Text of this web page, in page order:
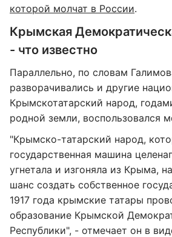
которой молчат в России.
Крымская
- что известно
Параллельно, по словам
разворачивались и другие
Крымскотатарский народ,
родной земли, воспользовался
"Крымско-татарский народ,
государственная машина
угнетала и изгоняла из Крыма,
шанс создать собственное
1917 года крымские татары
образование Крымской
Республики", - отмечает он в